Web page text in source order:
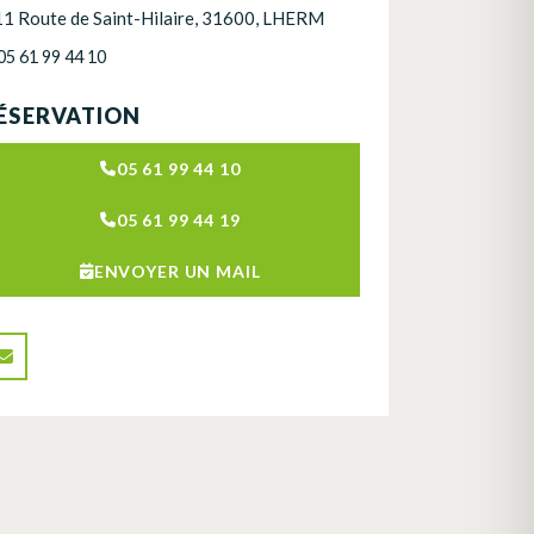
Route de Saint-Hilaire, 31600, LHERM
61 99 44 10
05 61 99 44 10
05 61 99 44 19
ENVOYER UN MAIL